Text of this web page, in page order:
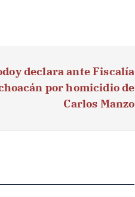
declara ante Fiscalía
por homicidio de
Carlos Manzo